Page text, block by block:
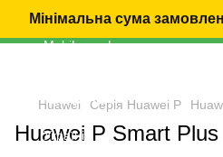
Мінімальна сума
Huawei Серія Huawei P
Huawei P Smart Plus